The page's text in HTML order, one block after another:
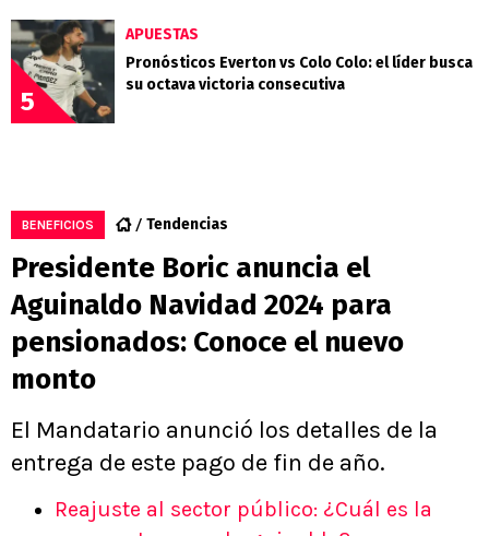
5
APUESTAS
Pronósticos Everton vs Colo Colo: el líder busca
su octava victoria consecutiva
BENEFICIOS Tendencias
Presidente Boric anuncia el
Aguinaldo Navidad 2024 para
pensionados: Conoce el nuevo
monto
El Mandatario anunció los detalles de la
entrega de este pago de fin de año.
Reajuste al sector público: ¿Cuál es la